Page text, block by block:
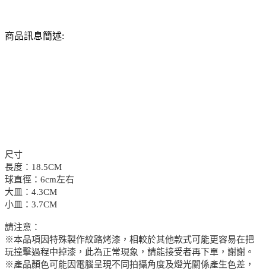
商品訊息簡述:
尺寸
長度：18.5CM
球直徑：6cm左右
大皿：4.3CM
小皿：3.7CM
請注意：
※本品項因特殊製作紋路烤漆，相較於其他款式可能更容易在把
玩撞擊過程中掉漆，此為正常現象，請能接受者再下單，謝謝。
※產品顏色可能因電腦呈現不同拍攝角度及燈光關係產生色差，